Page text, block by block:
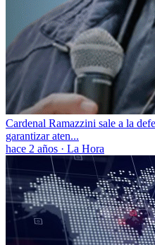
Cardenal Ramazzini sale a la
garantizar aten...
hace 2 años · La Hora